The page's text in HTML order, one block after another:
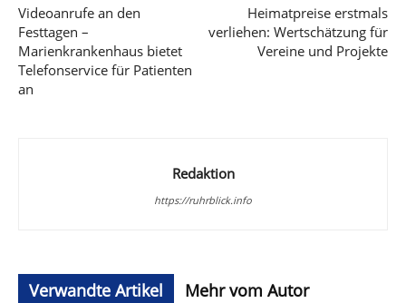
Videoanrufe an den
Festtagen –
Marienkrankenhaus bietet
Telefonservice für Patienten
an
Heimatpreise erstmals
verliehen: Wertschätzung für
Vereine und Projekte
Redaktion
https://ruhrblick.info
Verwandte Artikel Mehr vom Autor